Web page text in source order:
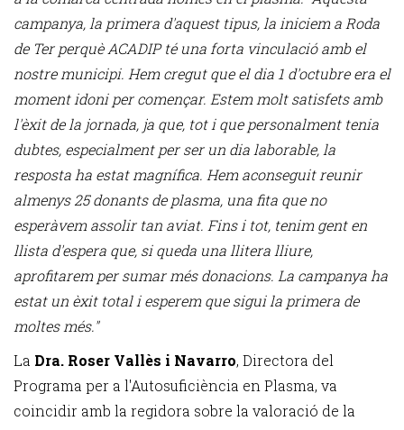
campanya, la primera d'aquest tipus, la iniciem a Roda
de Ter perquè ACADIP té una forta vinculació amb el
nostre municipi. Hem cregut que el dia 1 d'octubre era el
moment idoni per començar. Estem molt satisfets amb
l'èxit de la jornada, ja que, tot i que personalment tenia
dubtes, especialment per ser un dia laborable, la
resposta ha estat magnífica. Hem aconseguit reunir
almenys 25 donants de plasma, una fita que no
esperàvem assolir tan aviat. Fins i tot, tenim gent en
llista d'espera que, si queda una llitera lliure,
aprofitarem per sumar més donacions. La campanya ha
estat un èxit total i esperem que sigui la primera de
moltes més."
La Dra. Roser Vallès i Navarro, Directora del
Programa per a l'Autosuficiència en Plasma, va
coincidir amb la regidora sobre la valoració de la